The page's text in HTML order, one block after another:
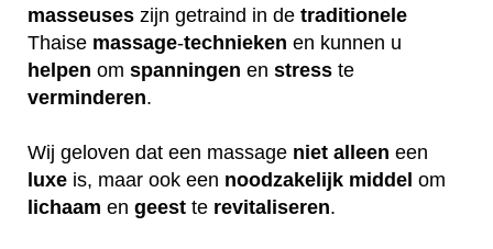
masseuses zijn getraind in de traditionele
Thaise massage-technieken en kunnen u
helpen om spanningen en stress te
verminderen.
Wij geloven dat een massage niet alleen een
luxe is, maar ook een noodzakelijk middel om
lichaam en geest te revitaliseren.